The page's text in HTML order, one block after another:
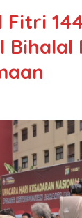
Bihalal